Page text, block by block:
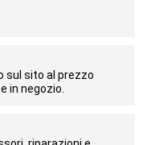
sul sito al prezzo
in negozio.